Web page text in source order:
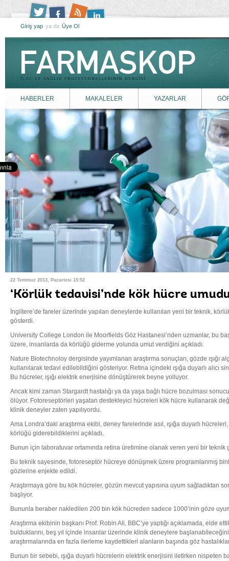
Giriş yap ya da Üye Ol
HABERLER MAKALELER YAZARLAR
22 Temmuz 2013, Pazartesi 15:52
‘Körlük tedavisi’nde kök hücre
İngiltere’de fareler üzerinde yapılan deneylerde kullanılan yeni bir teknik,
gösterdi.
University College London ile Moorfields Göz Hastanesi’nden uzmanlar, bu
üzere, insanlarda da körlüğü giderme yolunda umut verdiğini açıkladı.
Nature Biotechnoloy dergisinde yayımlanan araştırma sonuçları, gözde ışığı
kullanılarak tedavi edilebildiğini gösteriyor. Retina içindeki ışığa duyarlı alıcı
Bu hücreler, ışığı elektrik enerjisine dönüştürerek beyne yolluyor.
Ancak kimi zaman Stargardt hastalığı ya da yaşa bağlı hücre bozulması
ölüyor. Fotoreseptörleri yaşatan destekleyici hücreleri kök hücre kullanarak
klinik deneyler zaten yapılıyordu.
Ama Londra’daki araştırma ekibi, deney farelerinde asıl, ışığa duyarlı
körlüğü giderebildiklerini açıkladı.
Bunun için laboratuvar ortamında retina üretimine olanak veren yeni bir teknik
Bu teknik sayesinde, fotoreseptör hücreye dönüşmek üzere programlanmış
gözlerine enjekte edildi.
Araştırmaya göre bu kök hücreler, gözün mevcut yapısına uyum sağladıktan
başlıyor.
Bununla beraber nakledilen 200 bin kök hücreden sadece 1000’inin göze
Araştırma ekibinin başkanı Prof. Robin Ali, BBC’ye yaptığı açıklamada, elde
bulduklarını, beş yıl içinde insanlar üzerinde klinik deneylere
araştırmalarında en fazla ilerleme kaydettikleri alanların başında göz
Bunun bir sebebi, ışığa duyarlı hücrelerin elektrik enerjisini iletirken nispeten